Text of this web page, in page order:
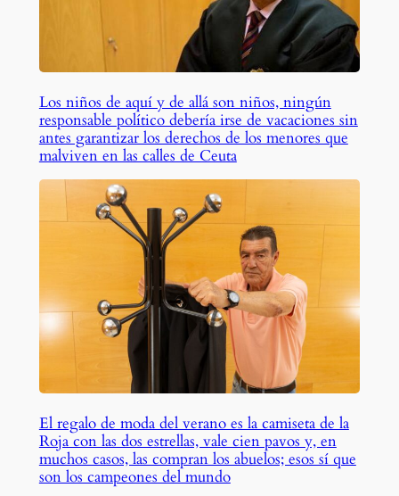
Los niños de aquí y de allá son niños, ningún
responsable político debería irse de vacaciones sin
antes garantizar los derechos de los menores que
malviven en las calles de Ceuta
El regalo de moda del verano es la camiseta de la
Roja con las dos estrellas, vale cien pavos y, en
muchos casos, las compran los abuelos; esos sí que
son los campeones del mundo